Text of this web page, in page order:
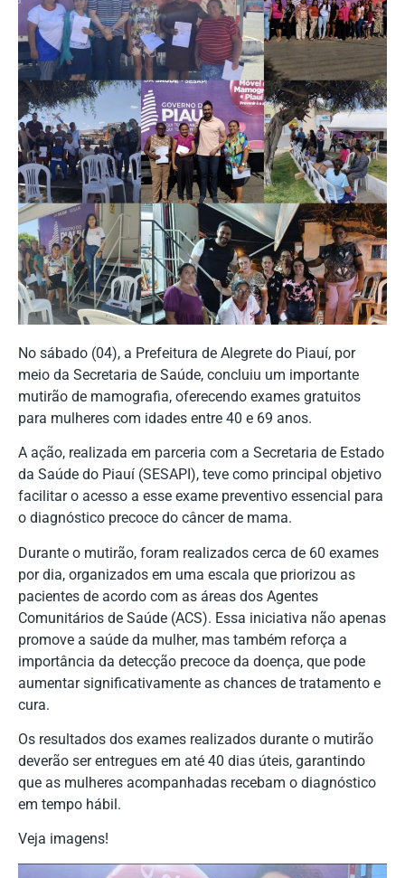
No sábado (04), a Prefeitura de Alegrete do Piauí, por
meio da Secretaria de Saúde, concluiu um importante
mutirão de mamografia, oferecendo exames gratuitos
para mulheres com idades entre 40 e 69 anos.
A ação, realizada em parceria com a Secretaria de Estado
da Saúde do Piauí (SESAPI), teve como principal objetivo
facilitar o acesso a esse exame preventivo essencial para
o diagnóstico precoce do câncer de mama.
Durante o mutirão, foram realizados cerca de 60 exames
por dia, organizados em uma escala que priorizou as
pacientes de acordo com as áreas dos Agentes
Comunitários de Saúde (ACS). Essa iniciativa não apenas
promove a saúde da mulher, mas também reforça a
importância da detecção precoce da doença, que pode
aumentar significativamente as chances de tratamento e
cura.
Os resultados dos exames realizados durante o mutirão
deverão ser entregues em até 40 dias úteis, garantindo
que as mulheres acompanhadas recebam o diagnóstico
em tempo hábil.
Veja imagens!